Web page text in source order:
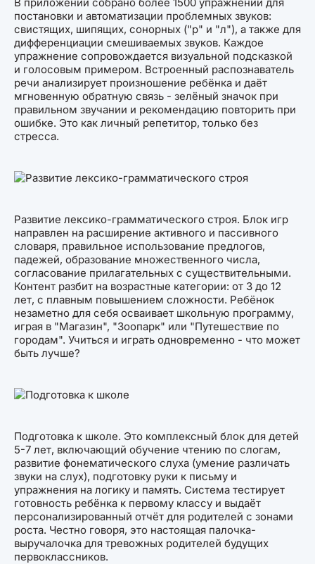
постановки и автоматизации проблемных звуков:
свистящих, шипящих, сонорных ("р" и "л"), а также для
дифференциации смешиваемых звуков. Каждое
упражнение сопровождается визуальной подсказкой
и голосовым примером. Встроенный распознаватель
речи анализирует произношение ребёнка и даёт
мгновенную обратную связь - зелёный значок при
правильном звучании и рекомендацию повторить при
ошибке. Это как личный репетитор, только без
стресса.
Развитие лексико-грамматического строя. Блок игр
направлен на расширение активного и пассивного
словаря, правильное использование предлогов,
падежей, образование множественного числа,
согласование прилагательных с существительными.
Контент разбит на возрастные категории: от 3 до 12
лет, с плавным повышением сложности. Ребёнок
незаметно для себя осваивает школьную программу,
играя в "Магазин", "Зоопарк" или "Путешествие по
городам". Учиться и играть одновременно - что может
быть лучше?
Подготовка к школе. Это комплексный блок для детей
5-7 лет, включающий обучение чтению по слогам,
развитие фонематического слуха (умение различать
звуки на слух), подготовку руки к письму и
упражнения на логику и память. Система тестирует
готовность ребёнка к первому классу и выдаёт
персонализированный отчёт для родителей с зонами
роста. Честно говоря, это настоящая палочка-
выручалочка для тревожных родителей будущих
первоклассников.